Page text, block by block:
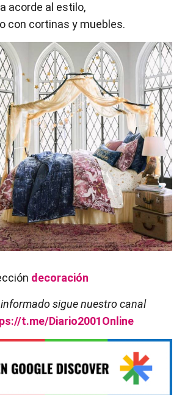
acorde al estilo,
con cortinas y muebles.
decoración
sigue nuestro canal
t.me/Diario2001Online